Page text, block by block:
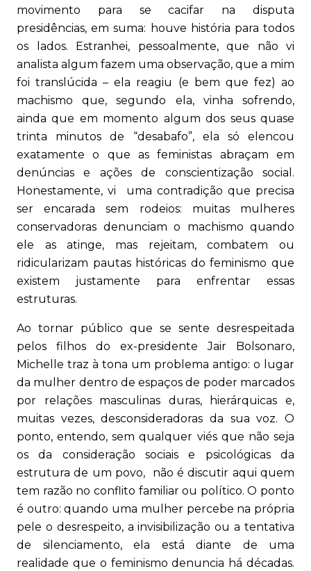
movimento para se cacifar na disputa
presidências, em suma: houve história para todos
os lados. Estranhei, pessoalmente, que não vi
analista algum fazem uma observação, que a mim
foi translúcida – ela reagiu (e bem que fez) ao
machismo que, segundo ela, vinha sofrendo,
ainda que em momento algum dos seus quase
trinta minutos de “desabafo”, ela só elencou
exatamente o que as feministas abraçam em
denúncias e ações de conscientização social.
Honestamente, vi uma contradição que precisa
ser encarada sem rodeios: muitas mulheres
conservadoras denunciam o machismo quando
ele as atinge, mas rejeitam, combatem ou
ridicularizam pautas históricas do feminismo que
existem justamente para enfrentar essas
estruturas.
Ao tornar público que se sente desrespeitada
pelos filhos do ex-presidente Jair Bolsonaro,
Michelle traz à tona um problema antigo: o lugar
da mulher dentro de espaços de poder marcados
por relações masculinas duras, hierárquicas e,
muitas vezes, desconsideradoras da sua voz. O
ponto, entendo, sem qualquer viés que não seja
os da consideração sociais e psicológicas da
estrutura de um povo, não é discutir aqui quem
tem razão no conflito familiar ou político. O ponto
é outro: quando uma mulher percebe na própria
pele o desrespeito, a invisibilização ou a tentativa
de silenciamento, ela está diante de uma
realidade que o feminismo denuncia há décadas.